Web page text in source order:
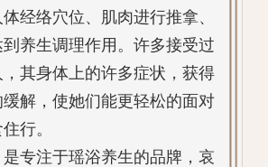
经络穴位、肌肉进行推拿、
养生调理作用。许多接受过
其身体上的许多症状，获得
解，使她们能更轻松的面对
行。
是专注于瑶浴养生的品牌，哀